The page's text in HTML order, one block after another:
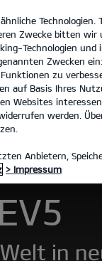
Entdecken
in
Zwecke bitten wir
Technologien
Zwecken
zu
auf Basis Ihres
Websites
werden.
Anbietern,
> Impressum